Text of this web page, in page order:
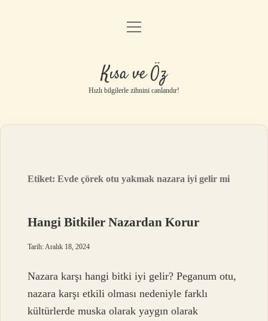
Anasayfa
Gizlilik Politikası
Yasal Uyarı
menüyü
Kısa ve Öz
Hızlı bilgilerle zihnini canlandır!
Etiket:Evde çörek otu yakmak nazara iyi gelir mi
Hangi Bitkiler Nazardan Korur
Tarih: Aralık 18, 2024
Nazara karşı hangi bitki iyi gelir? Peganum otu,
nazara karşı etkili olması nedeniyle farklı
kültürlerde muska olarak yaygın olarak